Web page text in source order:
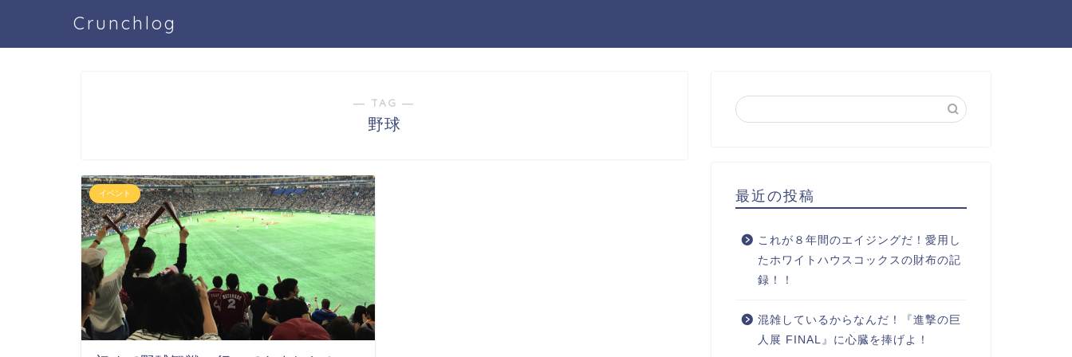
Crunchlog
― TAG ―
野球
イベント 最近の投稿
これが８年間のエイジングだ！愛用し
たホワイトハウスコックスの財布の記
録！！
混雑しているからなんだ！『進撃の巨
人展 FINAL』に心臓を捧げよ！